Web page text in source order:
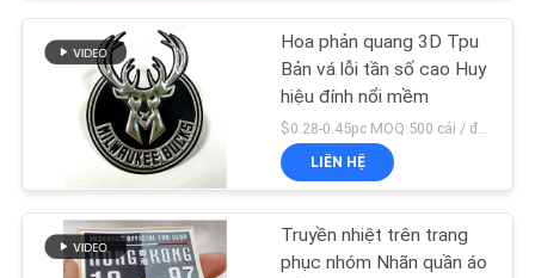
Hoa phản quang 3D Tpu
Bản vá lỗi tần số cao Huy
hiệu đính nổi mềm
$0.28-0.45pc MOQ:500 cái / đơn đặt hàng
LIÊN HỆ
Truyền nhiệt trên trang
phục nhóm Nhãn quần áo